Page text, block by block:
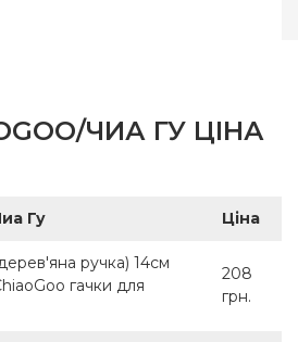
ЧИА ГУ ЦІНА
Гу Ціна
ручка) 14см
гачки для
208
грн.